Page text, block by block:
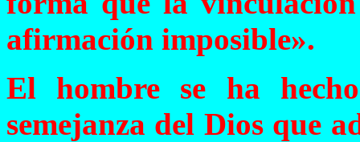
afirmación imposible».
El hombre se ha
semejanza del Dios que